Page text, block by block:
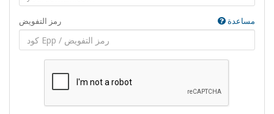
رمز التفويض مساعدة